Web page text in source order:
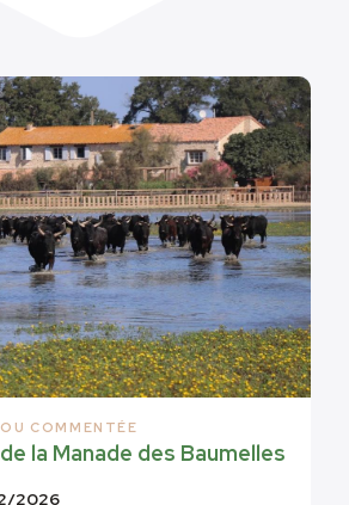
COMMENTÉE
la Manade des Baumelles
2026